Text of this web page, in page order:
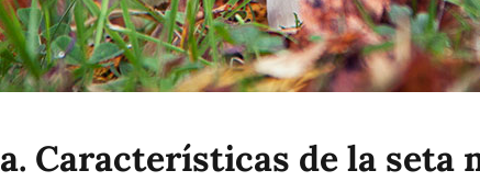
Características de la seta